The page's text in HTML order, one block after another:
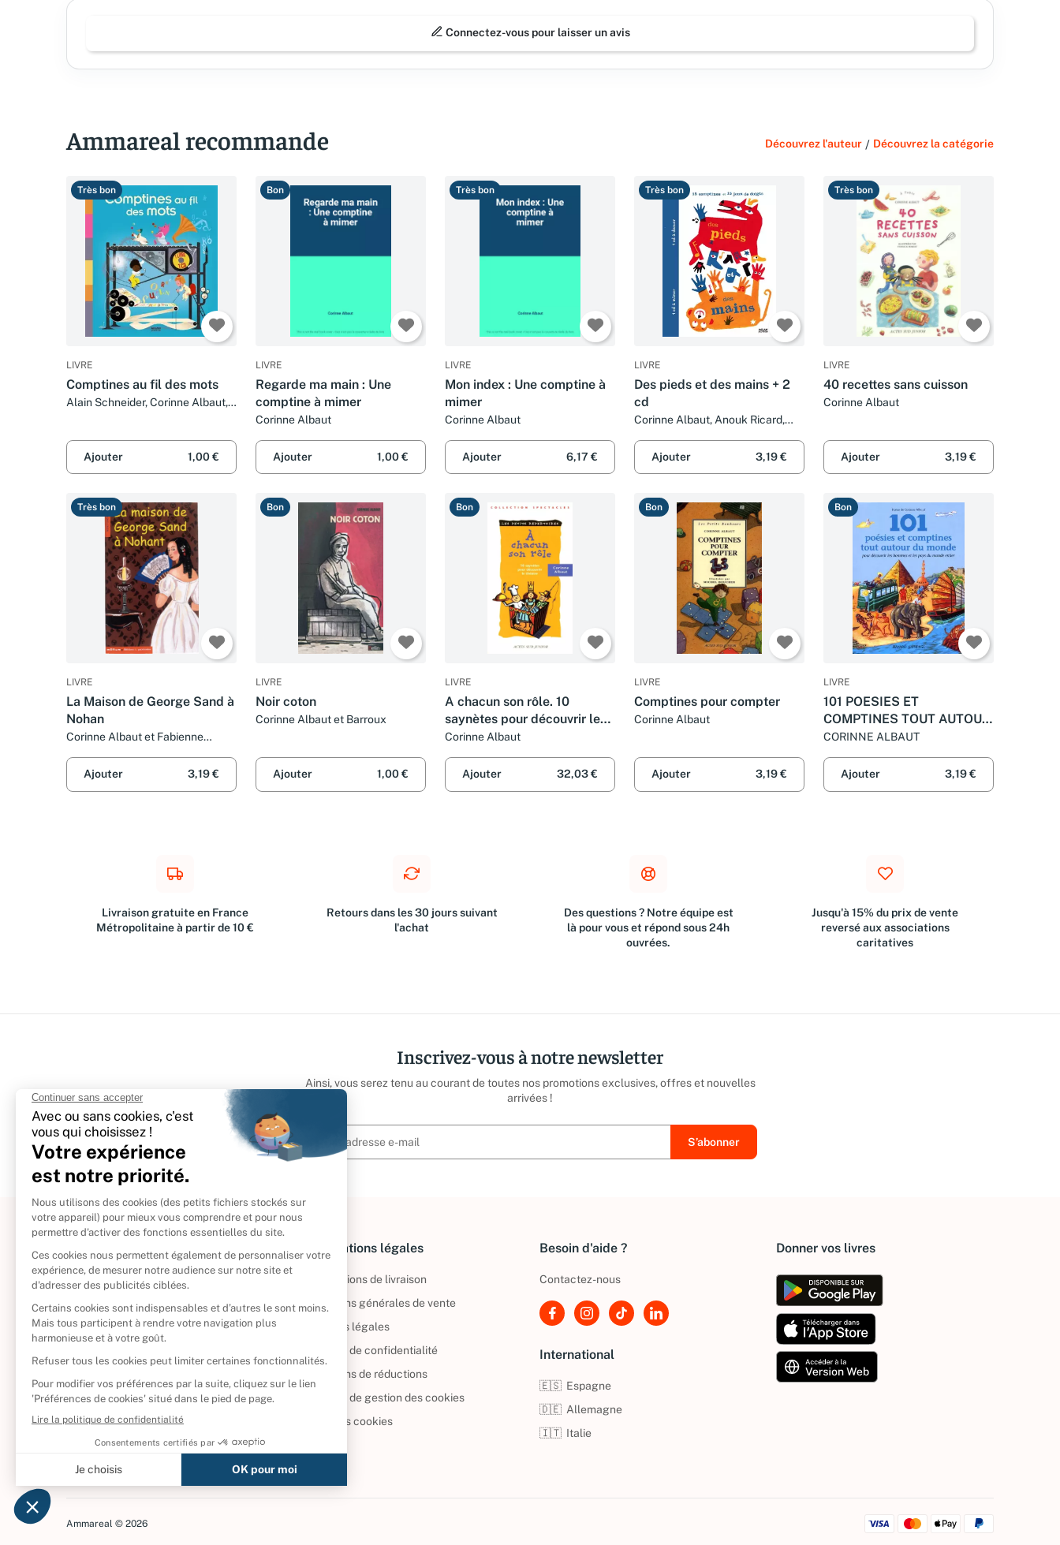
Connectez-vous pour laisser un avis
Ammareal recommande Découvrez l'auteur / Découvrez la catégorie
Très bon
LIVRE
Comptines au fil des mots
Alain Schneider, Corinne Albaut,
Ajouter
1,00 €
Bon
LIVRE
Regarde ma main : Une
comptine à mimer
Corinne Albaut
Ajouter 1,00 €
Très bon
LIVRE
Mon index : Une comptine à
mimer
Corinne Albaut
Ajouter 6,17 €
Très bon
LIVRE
Des pieds et des mains + 2
cd
Corinne Albaut, Anouk Ricard,
Gehin, Julia Wauters, Julie
Colombet, Laurent Moreau et
Ajouter 3,19 €
Très bon
LIVRE
40 recettes sans cuisson
Corinne Albaut
Ajouter 3,19 €
Très bon
LIVRE
La Maison de George Sand à
Nohan
Corinne Albaut et Fabienne
Ajouter
3,19 €
Bon
LIVRE
Noir coton
Corinne Albaut et Barroux
Ajouter 1,00 €
Bon
LIVRE
A chacun son rôle. 10
saynètes pour découvrir le
théâtre
Corinne Albaut
Ajouter 32,03 €
Bon
LIVRE
Comptines pour compter
Corinne Albaut
Ajouter 3,19 €
Bon
LIVRE
101 POESIES ET
COMPTINES TOUT AUTOUR
DU MONDE POUR
DECOUVRIR LES HOMMES
ET LES PAYS DU MONDE.
Pour découvrir les hommes
CORINNE ALBAUT
Ajouter 3,19 €
Livraison gratuite en France
Métropolitaine à partir de 10 €
Retours dans les 30 jours suivant
l'achat
Des questions ? Notre équipe est
là pour vous et répond sous 24h
ouvrées.
Jusqu'à 15% du prix de vente
reversé aux associations
caritatives
Inscrivez-vous à notre newsletter
Ainsi, vous serez tenu au courant de toutes nos promotions exclusives, offres et nouvelles
arrivées !
À propos
Politique de retour
Reprendre vos livres
Qui sommes-nous ?
CD d'occasion
DVD d'occasion
Livres d’occasion
Informations légales
Informations de livraison
Conditions générales de vente
Mentions légales
Politique de confidentialité
Conditions de réductions
Politique de gestion des cookies
Gérer vos cookies
Besoin d'aide ?
Contactez-nous
International
🇪🇸 Espagne
🇩🇪 Allemagne
🇮🇹 Italie
Donner vos livres
Ammareal © 2026